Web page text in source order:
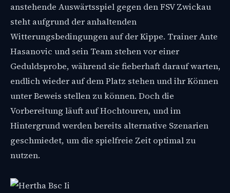
anstehende Auswärtsspiel gegen den FSV Zwickau
steht aufgrund der anhaltenden
Witterungsbedingungen auf der Kippe. Trainer Ante
Hasanovic und sein Team stehen vor einer
Geduldsprobe, während sie fieberhaft darauf warten,
endlich wieder auf dem Platz stehen und ihr Können
unter Beweis stellen zu können. Doch die
Vorbereitung läuft auf Hochtouren, und im
Hintergrund werden bereits alternative Szenarien
geschmiedet, um die spielfreie Zeit optimal zu
nutzen.